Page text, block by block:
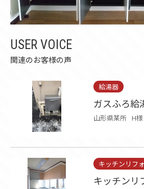
USER VOICE
関連のお客様の声
給湯器
ガスふろ給
山形県某所 H様
キッチンリフ
キッチンリ